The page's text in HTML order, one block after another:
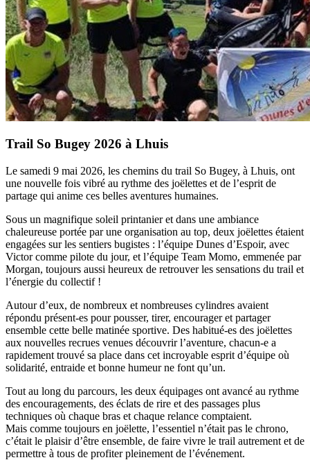
Trail So Bugey 2026 à Lhuis
Le samedi 9 mai 2026, les chemins du trail So Bugey, à Lhuis, ont
une nouvelle fois vibré au rythme des joëlettes et de l’esprit de
partage qui anime ces belles aventures humaines.
Sous un magnifique soleil printanier et dans une ambiance
chaleureuse portée par une organisation au top, deux joëlettes étaient
engagées sur les sentiers bugistes : l’équipe Dunes d’Espoir, avec
Victor comme pilote du jour, et l’équipe Team Momo, emmenée par
Morgan, toujours aussi heureux de retrouver les sensations du trail et
l’énergie du collectif !
Autour d’eux, de nombreux et nombreuses cylindres avaient
répondu présent-es pour pousser, tirer, encourager et partager
ensemble cette belle matinée sportive. Des habitué-es des joëlettes
aux nouvelles recrues venues découvrir l’aventure, chacun-e a
rapidement trouvé sa place dans cet incroyable esprit d’équipe où
solidarité, entraide et bonne humeur ne font qu’un.
Tout au long du parcours, les deux équipages ont avancé au rythme
des encouragements, des éclats de rire et des passages plus
techniques où chaque bras et chaque relance comptaient.
Mais comme toujours en joëlette, l’essentiel n’était pas le chrono,
c’était le plaisir d’être ensemble, de faire vivre le trail autrement et de
permettre à tous de profiter pleinement de l’événement.